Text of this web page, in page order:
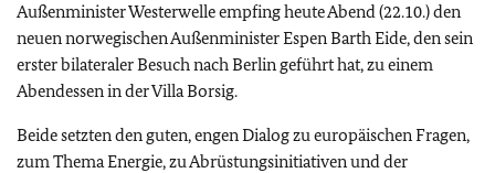
Außenminister Westerwelle empfing heute Abend (22.10.) den
neuen norwegischen Außenminister Espen Barth Eide, den sein
erster bilateraler Besuch nach Berlin geführt hat, zu einem
Abendessen in der Villa Borsig.
Beide setzten den guten, engen Dialog zu europäischen Fragen,
zum Thema Energie, zu Abrüstungsinitiativen und der